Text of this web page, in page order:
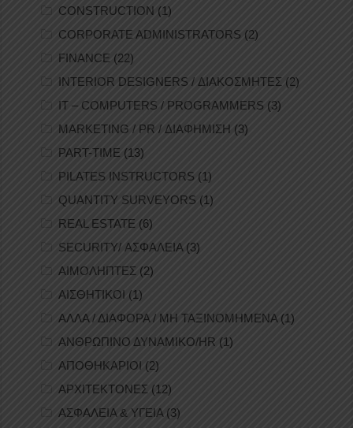
CONSTRUCTION (1)
CORPORATE ADMINISTRATORS (2)
FINANCE (22)
INTERIOR DESIGNERS / ΔΙΑΚΟΣΜΗΤΕΣ (2)
IT – COMPUTERS / PROGRAMMERS (3)
MARKETING / PR / ΔΙΑΦΗΜΙΣΗ (3)
PART-TIME (13)
PILATES INSTRUCTORS (1)
QUANTITY SURVEYORS (1)
REAL ESTATE (6)
SECURITY/ ΑΣΦΑΛΕΙΑ(3)
ΑΙΜΟΛΗΠΤΕΣ (2)
ΑΙΣΘΗΤΙΚΟΙ (1)
ΑΛΛΑ / ΔΙΑΦΟΡΑ / ΜΗ ΤΑΞΙΝΟΜΗΜΕΝΑ(1)
ΑΝΘΡΩΠΙΝΟ ΔΥΝΑΜΙΚΟ/HR (1)
ΑΠΟΘΗΚΑΡΙΟΙ (2)
ΑΡΧΙΤΕΚΤΟΝΕΣ (12)
ΑΣΦΑΛΕΙΑ & ΥΓΕΙΑ (3)